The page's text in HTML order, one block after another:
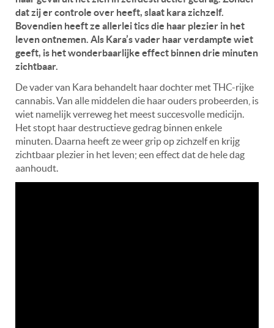
dat zij er controle over heeft, slaat kara zichzelf.
Bovendien heeft ze allerlei tics die haar plezier in het
leven ontnemen. Als Kara’s vader haar verdampte wiet
geeft, is het wonderbaarlijke effect binnen drie minuten
zichtbaar.
De vader van Kara behandelt haar dochter met THC-rijke
cannabis. Van alle middelen die haar ouders probeerden, is
wiet namelijk verreweg het meest succesvolle medicijn.
Het stopt haar destructieve gedrag binnen enkele
minuten. Daarna heeft ze weer grip op zichzelf en krijg
zichtbaar plezier in het leven; een effect dat de hele dag
aanhoudt.